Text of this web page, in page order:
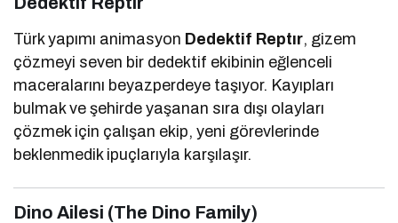
Türk yapımı animasyon Dedektif Reptır, gizem
çözmeyi seven bir dedektif ekibinin eğlenceli
maceralarını beyazperdeye taşıyor. Kayıpları
bulmak ve şehirde yaşanan sıra dışı olayları
çözmek için çalışan ekip, yeni görevlerinde
beklenmedik ipuçlarıyla karşılaşır.
Dino Ailesi (The Dino Family)